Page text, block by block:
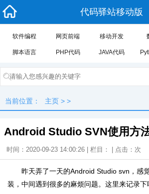
代码驿站移动版
软件编程 网页前端 移动开发
脚本语言 PHP代码 JAVA代码
当前位置： 主页 > >
Android Studio SVN使用方
时间：2020-09-23 14:00:26 | 栏目： | 点击： 次
昨天弄了一天的Android Studio svn，感
装，中间遇到很多的麻烦问题。这里来记录下